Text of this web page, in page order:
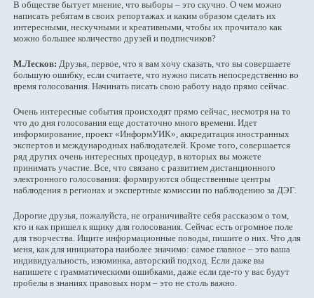
В обществе бытует мнение, что выборы – это скучно. О чем можно
написать ребятам в своих репортажах и каким образом сделать их
интересными, нескучными и креативными, чтобы их прочитало как
можно большее количество друзей и подписчиков?
М.Лесков: Друзья, первое, что я вам хочу сказать, что вы совершаете
большую ошибку, если считаете, что нужно писать непосредственно во
время голосования. Начинать писать свою работу надо прямо сейчас.
Очень интересные события происходят прямо сейчас, несмотря на то
что до дня голосования еще достаточно много времени. Идет
информирование, проект «ИнформУИК», аккредитация иностранных
экспертов и международных наблюдателей. Кроме того, совершается
ряд других очень интересных процедур, в которых вы можете
принимать участие. Все, что связано с развитием дистанционного
электронного голосования: формируются общественные центры
наблюдения в регионах и экспертные комиссии по наблюдению за ДЭГ.
Дорогие друзья, пожалуйста, не ограничивайте себя рассказом о том,
кто и как пришел к ящику для голосования. Сейчас есть огромное поле
для творчества. Ищите информационные поводы, пишите о них. Что для
меня, как для инициатора наиболее значимо: самое главное – это ваша
индивидуальность, изюминка, авторский подход. Если даже вы
напишете с грамматическими ошибками, даже если где-то у вас будут
пробелы в знаниях правовых норм – это не столь важно.